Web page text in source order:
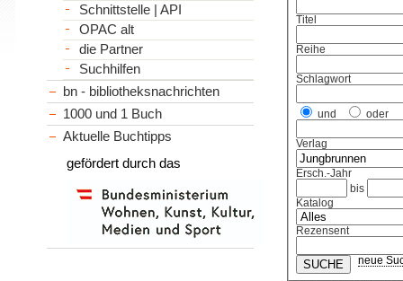
Titel
Reihe
Schlagwort
und oder
Verlag
Ersch.-Jahr
bis
Katalog
Rezensent
neue
Schnittstelle | API
OPAC alt
die Partner
Suchhilfen
bn - bibliotheksnachrichten
1000 und 1 Buch
Aktuelle Buchtipps
gefördert durch das